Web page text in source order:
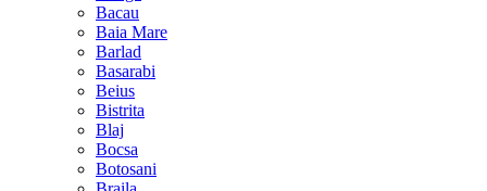
Bacau
Baia Mare
Barlad
Basarabi
Beius
Bistrita
Blaj
Bocsa
Botosani